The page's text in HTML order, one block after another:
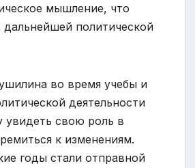
мышление, что
политической
во время учебы и
деятельности
увидеть свою роль в
к изменениям.
годы стали отправной